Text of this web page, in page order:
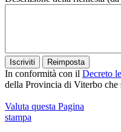
Reimposta
In conformità con il Decreto
della Provincia di Viterbo
Valuta questa Pagina
stampa